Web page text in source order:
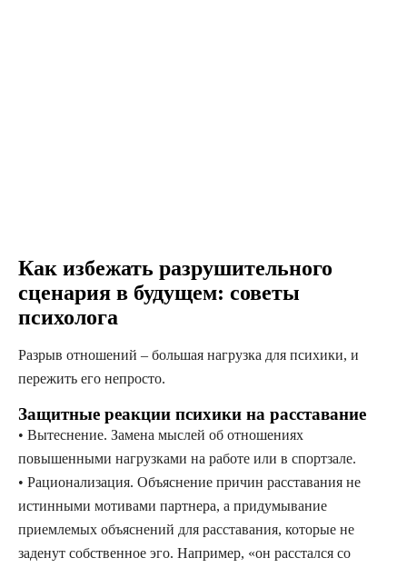
Как избежать разрушительного
сценария в будущем: советы
психолога
Разрыв отношений – большая нагрузка для психики, и
пережить его непросто.
Защитные реакции психики на расставание
• Вытеснение. Замена мыслей об отношениях
повышенными нагрузками на работе или в спортзале.
• Рационализация. Объяснение причин расставания не
истинными мотивами партнера, а придумывание
приемлемых объяснений для расставания, которые не
заденут собственное эго. Например, «он расстался со